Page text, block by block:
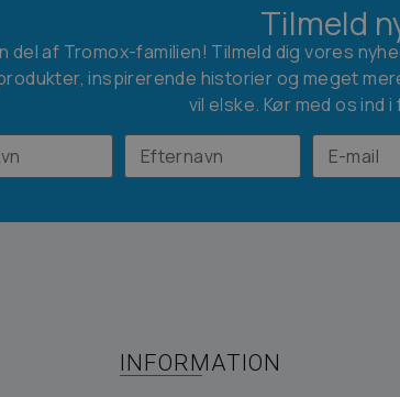
Tilmeld
del af Tromox-familien! Tilmeld dig vores
inspirerende historier og meget
vil elske. Kør med os ind
INFORMATION